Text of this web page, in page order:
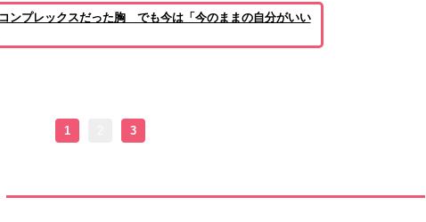
ンプレックスだった胸 でも今は「今のままの自分がいい
1 3